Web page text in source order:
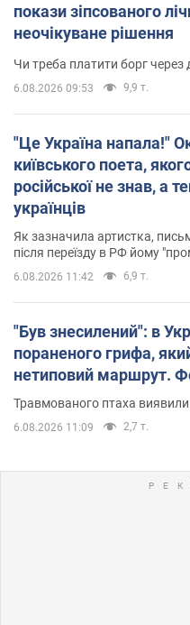
покази зіпсованого
неочікуване рішення
Чи треба платити борг через
6.08.2026 09:53 9,9 т.
"Це Україна напала!"
київського поета,
російської не знав, а
українців
Як зазначила артистка,
після переїзду в РФ йому
6.08.2026 11:42 6,9 т.
"Був знесилений": в
пораненого грифа,
нетиповий маршрут.
Травмованого птаха
6.08.2026 11:09 2,7 т.